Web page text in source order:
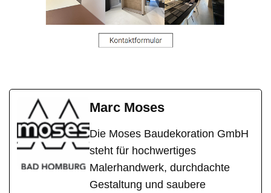
Marc Moses
Die Moses Baudekoration GmbH
steht für hochwertiges
Malerhandwerk, durchdachte
Gestaltung und saubere